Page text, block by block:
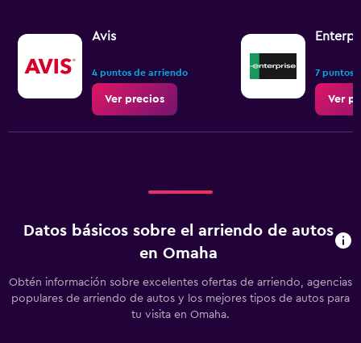
Avis
4 puntos de arriendo
Ver precios
7 puntos
Ver
Datos básicos sobre el arriendo de autos
en Omaha
Obtén información sobre excelentes ofertas de arriendo, agencias
populares de arriendo de autos y los mejores tipos de autos para
tu visita en Omaha.